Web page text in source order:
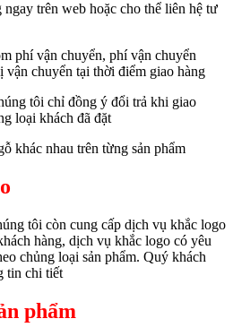
trên web hoặc cho thể liên hệ tư
phí vận chuyển, phí vận chuyển
chuyển tại thời điểm giao hàng
tôi chỉ đồng ý đổi trả khi giao
loại khách đã đặt
khác nhau trên từng sản phẩm
tôi còn cung cấp dịch vụ khắc logo
hàng, dịch vụ khắc logo có yêu
chủng loại sản phẩm. Quý khách
tin chi tiết
phẩm